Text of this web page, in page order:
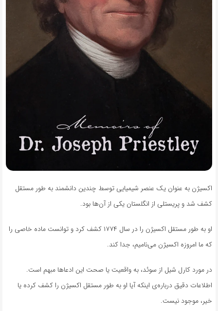
اکسیژن به عنوان یک عنصر شیمیایی توسط چندین دانشمند به طور مستقل
کشف شد و پریستلی از انگلستان یکی از آن‌ها بود.
او به طور مستقل اکسیژن را در سال ۱۷۷۴ کشف کرد و توانست ماده خاصی را
که ما امروزه اکسیژن می‌نامیم، جدا کند.
در مورد کارل شیل از سوئد، به واقعیت یا صحت این ادعاها مبهم است.
اطلاعات دقیق درباره‌ی اینکه آیا او به طور مستقل اکسیژن را کشف کرده یا
خیر، موجود نیست.